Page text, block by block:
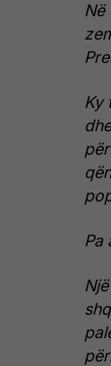
Në
Ky
Pa